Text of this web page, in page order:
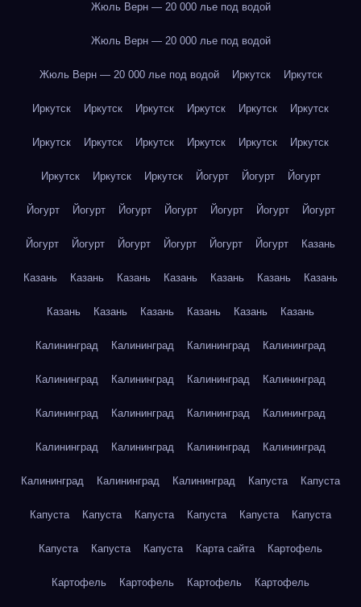
Жюль Верн — 20 000 лье под водой
Жюль Верн — 20 000 лье под водой
Жюль Верн — 20 000 лье под водой Иркутск Иркутск
Иркутск Иркутск Иркутск Иркутск Иркутск Иркутск
Иркутск Иркутск Иркутск Иркутск Иркутск Иркутск
Иркутск Иркутск Иркутск Йогурт Йогурт Йогурт
Йогурт Йогурт Йогурт Йогурт Йогурт Йогурт Йогурт
Йогурт Йогурт Йогурт Йогурт Йогурт Йогурт Казань
Казань Казань Казань Казань Казань Казань Казань
Казань Казань Казань Казань Казань Казань
Калининград Калининград Калининград Калининград
Калининград Калининград Калининград Калининград
Калининград Калининград Калининград Калининград
Калининград Калининград Калининград Калининград
Калининград Калининград Калининград Капуста Капуста
Капуста Капуста Капуста Капуста Капуста Капуста
Капуста Капуста Капуста Карта сайта Картофель
Картофель Картофель Картофель Картофель